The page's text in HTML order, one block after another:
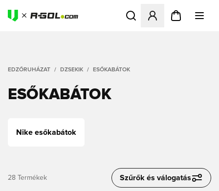
Megnyit egy modált a
EDZŐRUHÁZAT DZSEKIK ESŐKABÁTOK
ESŐKABÁTOK
Nike esőkabátok
28 Termékek Szűrők és válogatás